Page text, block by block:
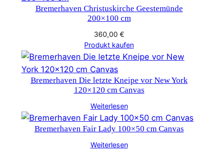
Bremerhaven Christuskirche Geestemünde
200×100 cm
360,00 €
Produkt kaufen
Bremerhaven Die letzte Kneipe vor New York
120×120 cm Canvas
Weiterlesen
Bremerhaven Fair Lady 100×50 cm Canvas
Weiterlesen